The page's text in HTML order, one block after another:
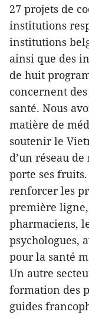
27 projets de
institutions
institutions
ainsi que des
de huit
concernent
santé. Nous
matière de
soutenir le
d’un réseau
porte ses
renforcer les
première
pharmaciens,
psychologues,
pour la santé
Un autre
formation des
guides